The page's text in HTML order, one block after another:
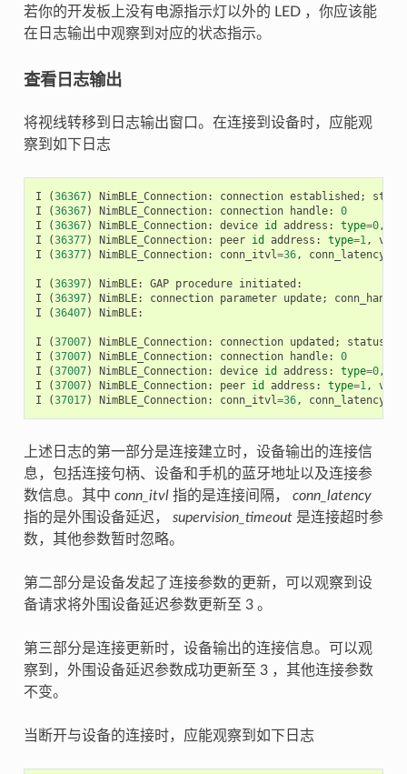
若你的开发板上没有电源指示灯以外的 LED ，你应该能
在日志输出中观察到对应的状态指示。
查看日志输出
将视线转移到日志输出窗口。在连接到设备时，应能观
察到如下日志
I (36367) NimBLE_Connection: connection established ;
I
(36367) NimBLE_Connection: connection handle:
0
I
(36367) NimBLE_Connection: device id address : type=0,
I
(36377) NimBLE_Connection: peer id address : type=1,
I
(36377) NimBLE_Connection: conn_itvl=36, conn_latency
I (36397) NimBLE: GAP procedure initiated :
I
(36397) NimBLE: connection parameter update; conn_handle
I
(36407) NimBLE:
I (37007) NimBLE_Connection: connection updated ; status
I
(37007) NimBLE_Connection: connection handle:
0
I
(37007) NimBLE_Connection: device id address : type=0,
I
(37007) NimBLE_Connection: peer id address : type=1,
I
(37017) NimBLE_Connection: conn_itvl=36, conn_latency
上述日志的第一部分是连接建立时，设备输出的连接信
息，包括连接句柄、设备和手机的蓝牙地址以及连接参
数信息。其中 conn_itvl指的是连接间隔， conn_latency
指的是外围设备延迟， supervision_timeout是连接超时参
数，其他参数暂时忽略。
第二部分是设备发起了连接参数的更新，可以观察到设
备请求将外围设备延迟参数更新至 3 。
第三部分是连接更新时，设备输出的连接信息。可以观
察到，外围设备延迟参数成功更新至 3 ，其他连接参数
不变。
当断开与设备的连接时，应能观察到如下日志